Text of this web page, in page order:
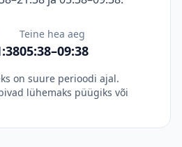
Teine hea aeg
05:38–09:38
on suure perioodi ajal.
lühemaks püügiks või